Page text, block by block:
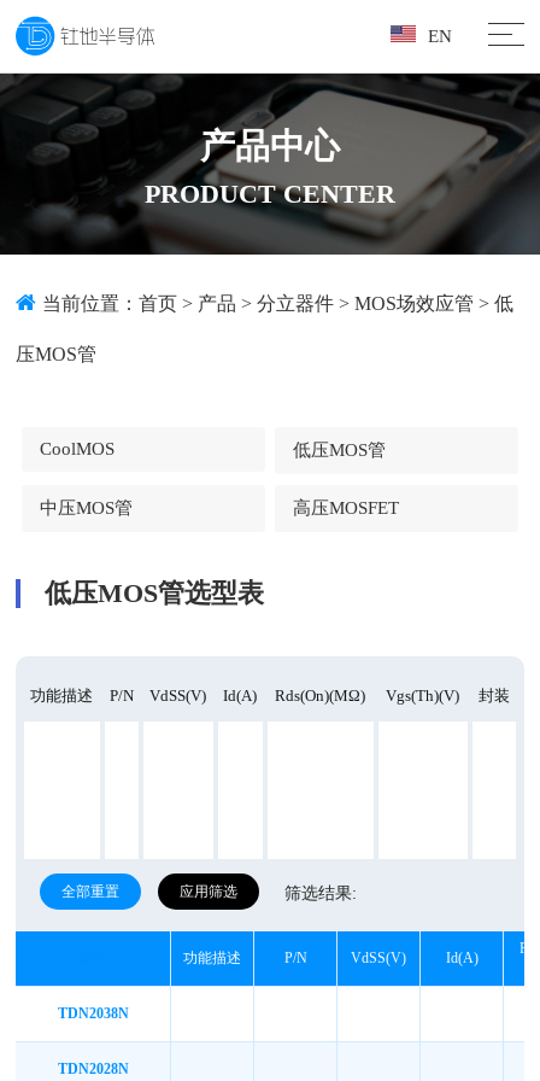
产品中心
PRODUCT CENTER
当前位置：首页 > 产品 >分立器件 >MOS场效应管 >低
压MOS管
CoolMOS 低压MOS管
中压MOS管 高压MOSFET
低压MOS管选型表
功能描述 P/N VdSS(v) Id(A) Rds(on)(mΩ) Vgs(th)(v) 封装
全部重置 应用筛选 筛选结果:
功能描述 P/N VdSS(v) Id(A)
TDN2038N
TDN2028N
EN